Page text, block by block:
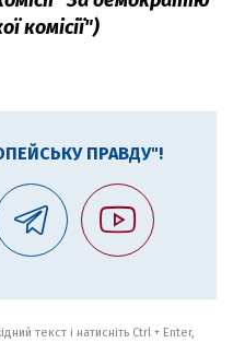
комісії")
ПРАВДУ"!
текст і натисніть Ctrl + Enter,